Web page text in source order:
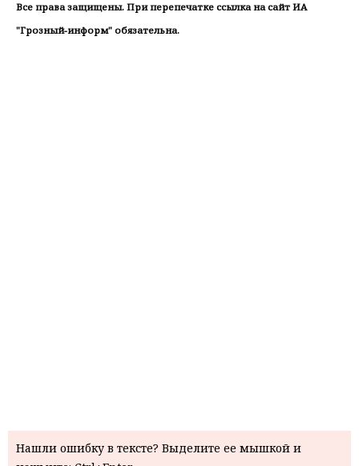
Все права защищены. При перепечатке ссылка на сайт ИА
"Грозный-информ" обязательна.
Нашли ошибку в тексте? Выделите ее мышкой и